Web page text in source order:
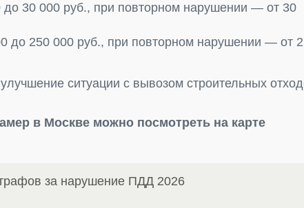
30 000 руб., при повторном нарушении — от 30
до 250 000 руб., при повторном нарушении — от
ситуации с вывозом строительных
в Москве можно посмотреть на карте
за нарушение ПДД 2026